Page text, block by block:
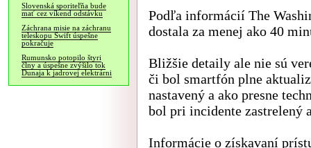
Slovenská sporiteľňa bude
mať cez víkend odstávku
Záchrana misie na záchranu
teleskopu Swift úspešne
pokračuje
Rumunsko potopilo štyri
člny a úspešne zvýšilo tok
Dunaja k jadrovej elektrárni
Podľa informácií The
dostala za menej ako 40
Bližšie detaily ale nie sú
či bol smartfón plne
nastavený a ako presne
bol pri incidente zastrelený
Informácie o získavaní